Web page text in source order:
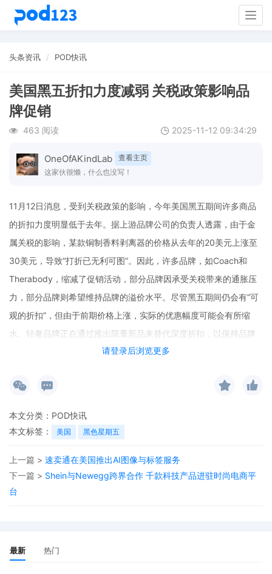
头条资讯 POD快讯
美国黑五折扣力度减弱 关税政策影响品
牌促销
463 阅读 2025-11-12 09:34:29
OneOfAKindLab
查看主页
这家伙很懒，什么也没写！
请登录后浏览更多
11月12日消息，受到关税政策的影响，今年美国黑五期间许多商品
的折扣力度明显低于去年。据上游品牌公司的负责人透露，由于金
属关税的影响，某款铜制香料剥离器的价格从去年的20美元上涨至
30美元，导致“打折已无利可图”。因此，许多品牌，如Coach和
Therabody，缩减了促销活动，部分品牌因承受关税带来的通胀压
力，部分品牌则希望维持品牌的溢价水平。尽管黑五期间仍会有“可
观的折扣”，但由于前期价格上涨，实际的优惠幅度可能会有所缩
水。轻奢品牌正在通过推出限量新品来替代深度折扣，以保持品牌
本文分类： POD快讯
本文标签：
美国 黑色星期五
上一篇 > 速卖通在美国推出AI图像与标签服务
下一篇 > Shein与Newegg跨界合作 千款科技产品进驻时尚电商平
台
最新 热门